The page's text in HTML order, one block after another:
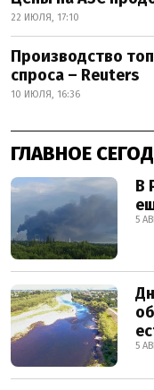
22 ИЮЛЯ, 17:10
Производство
спроса – Reuters
10 ИЮЛЯ, 16:36
ГЛАВНОЕ
В
5
5